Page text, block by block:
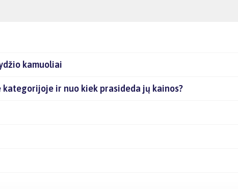
kamuoliai
ir nuo kiek prasideda jų kainos?